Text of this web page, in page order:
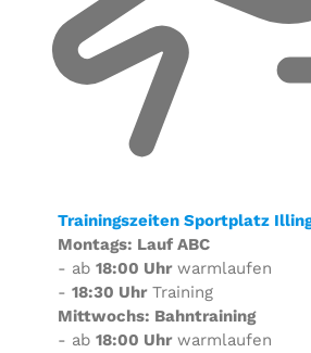
Trainingszeiten Sportplatz
Montags: Lauf ABC
- ab 18:00 Uhrwarmlaufen
- 18:30 UhrTraining
Mittwochs: Bahntraining
- ab 18:00 Uhrwarmlaufen